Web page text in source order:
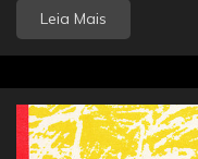
Leia Mais